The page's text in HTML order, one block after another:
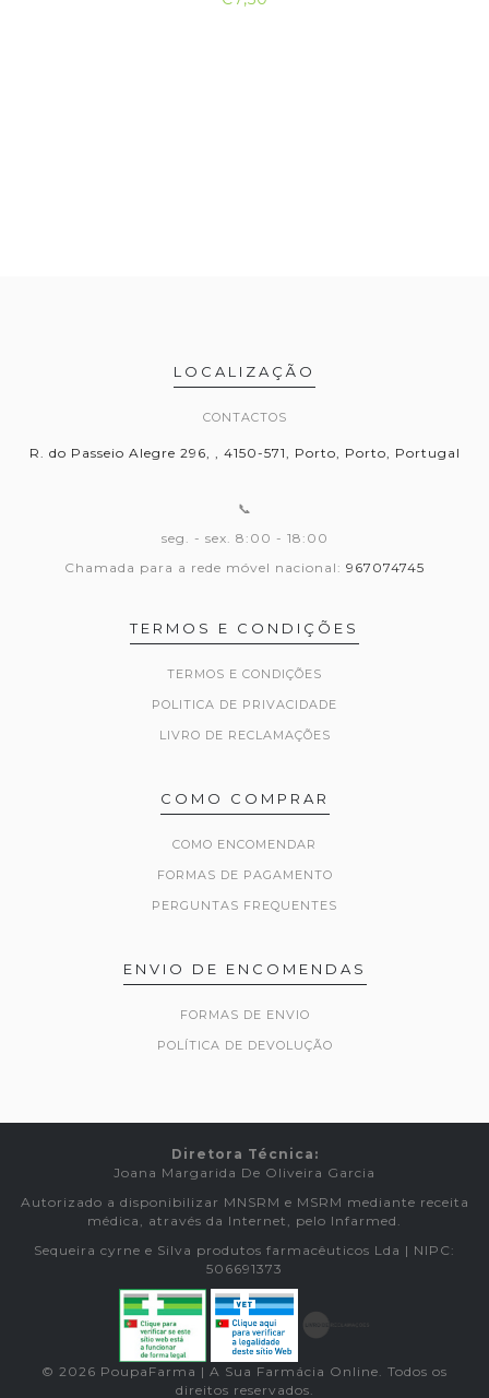
LOCALIZAÇÃO
CONTACTOS
R. do Passeio Alegre 296, , 4150-571, Porto, Porto, Portugal
📞
seg. - sex. 8:00 - 18:00
Chamada para a rede móvel nacional: 967074745
TERMOS E CONDIÇÕES
TERMOS E CONDIÇÕES
POLITICA DE PRIVACIDADE
LIVRO DE RECLAMAÇÕES
COMO COMPRAR
COMO ENCOMENDAR
FORMAS DE PAGAMENTO
PERGUNTAS FREQUENTES
ENVIO DE ENCOMENDAS
FORMAS DE ENVIO
POLÍTICA DE DEVOLUÇÃO
Diretora Técnica:
Joana Margarida De Oliveira Garcia
Autorizado a disponibilizar MNSRM e MSRM mediante receita
médica, através da Internet, pelo Infarmed.
Sequeira cyrne e Silva produtos farmacêuticos Lda | NIPC:
506691373
© 2026 PoupaFarma | A Sua Farmácia Online. Todos os
direitos reservados.